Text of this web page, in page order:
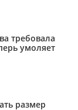
требовала
умоляет
размер